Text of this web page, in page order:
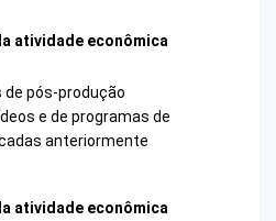
atividade econômica
de pós-produção
e de programas de
anteriormente
atividade econômica